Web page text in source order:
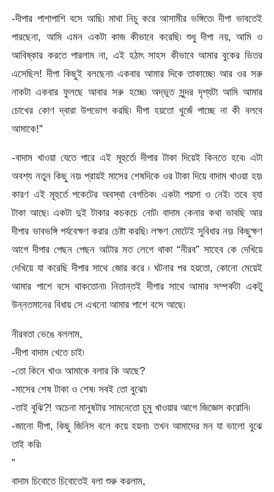
-দীপার পাশাপাশি বসে আছি৷ মাথা নিচু করে আসামীর ভঙ্গিতে৷ দীপা ভাবতেই
পারছেনা, আমি এমন একটা কাজ কীভাবে করেছি৷ শুধু দীপা নয়, আমি ও
আবিষ্কার করতে পারলাম না, এই হঠাৎ সাহস কীভাবে আমার বুকের ভিতর
এসেছিল! দীপা কিছুই বলছেনা৷ একবার আমার দিকে তাকাচ্ছে৷ আর ওর সরু
নাকটা একবার ফুলছে আবার সরু হচ্ছে৷ অদ্ভূত সুন্দর দৃশ্যটা আমি আমার
চোখের কোণ দ্বারা উপভোগ করছি৷ দীপা হয়তো খুজেঁ পাচ্ছে না কী বলবে
আমাকে!”
-বাদাম খাওয়া যেতে পারে এই মূহুর্তে৷ দীপার টাকা দিয়েই কিনতে হবে৷ এটা
অবশ্য নতুন কিছু নয়৷ প্রায়ই মাসের শেষদিকে ওর টাকা দিয়ে বাদাম খাওয়া হয়৷
কারণ এই মূহুর্তে পকেটের অবস্থা বেগতিক৷ একটা পয়সা ও নেই৷ তবে হ্যা
টাকা আছে৷ একটা দুই টাকার কচকচে নোট৷ বাদাম কেনার কথা ভাবছি আর
দীপার ভাবভঙ্গি পর্যবেক্ষণ করার চেষ্টা করছি৷ লক্ষণ মোটেই সুবিধার নয়৷ কিছুক্ষণ
আগে দীপার পেছন পেছন আটার মত লেগে থাকা “নীরব” সাহেব কে দেখিয়ে
দেখিয়ে যা করেছি দীপার সাথে জোর করে ৷ ঘটনার পর হয়তো, কোনো মেয়েই
আমার পাশে বসে থাকতোনা৷ নিতান্তই দীপার সাথে আমার সম্পর্কটা একটু
উন্নতমানের বিধায় সে এখনো আমার পাশে বসে আছে৷
নীরবতা ভেঙে বললাম,
-দীপা বাদাম খেতে চাই৷
-তো কিনে খাও৷ আমাকে বলার কি আছে?
-মাসের শেষ টাকা ও শেষ৷ সবই তো বুঝো৷
-তাই বুঝি?! অচেনা মানুষটার সামনেতো চুমু খাওয়ার আগে জিজ্ঞেস করোনি৷
-জানো দীপা, কিছু জিনিস বলে কয়ে হয়না৷ তখন আমাদের মন যা ভালো বুঝে
তাই করি৷
”
বাদাম চিবোতে চিবোতেই বলা শুরু করলাম,